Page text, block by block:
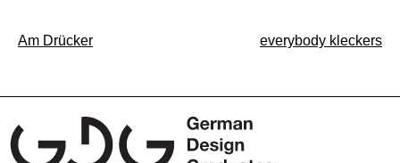
Beitragsnavigation
Am Drücker everybody kleckers